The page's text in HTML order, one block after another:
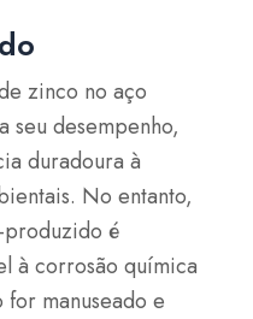
zinco no aço
seu desempenho,
duradoura à
No entanto,
produzido é
à corrosão química
for manuseado e